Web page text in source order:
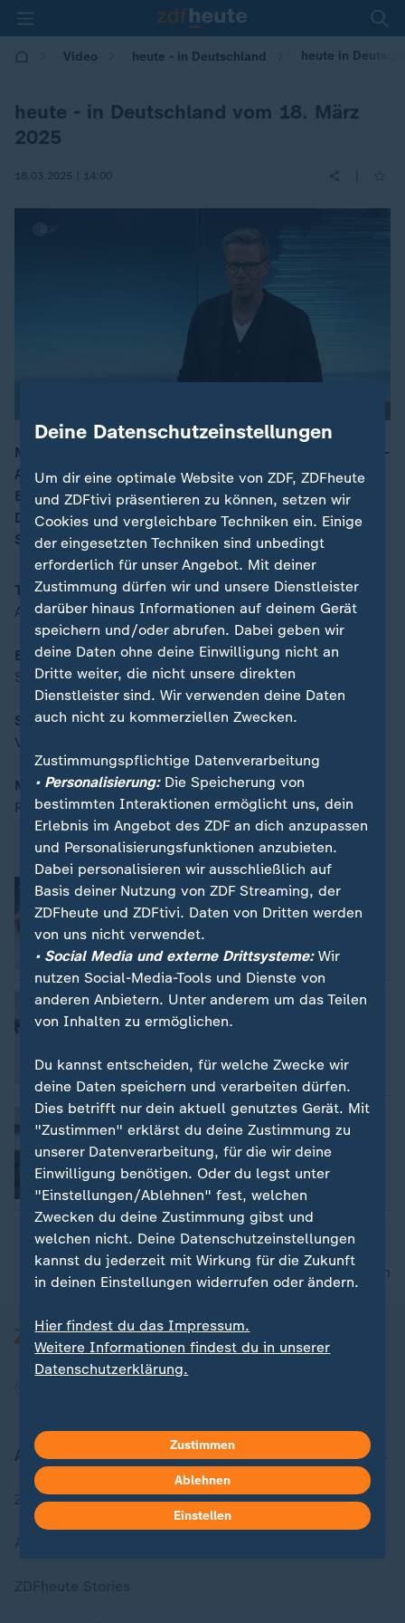
Video heute - in Deutschland heute in
heute - in Deutschland vom 18. März
2025
18.03.2025 | 14:00
00:16
Mit den Themen: Tag der Entscheidung im Bundestag –
Abstimmung zu Grundgesetzänderungen /
Bedrohungsgefühl auf Husum – Spionageangst durch
Drohnenflug / Verwendung wertvoller Materialreste –
Secondhand Baumarkt in Hamburg
Tag der Entscheidung im Bundestag
Abstimmung zu Grundgesetzänderungen
Bedrohungsgefühl auf Husum
Spionageangst durch Drohnenflug
Secondhandbaumarkt in Hamburg
Verwendung wertvoller Materialreste
Moderation:
Ralph Szepanski
Abstimmung zu Grundgesetzänderung
Bernd Benthin, Ines Trams, Anke Lang
Video 6:21
Spionageangst durch Drohnenflug
Heike Kruse
Video 1:44
Secondhand Baumarkt in Hamburg
Laurent Schons
Video 1:58
nach oben
Aktuell bei ZDFheute
Zuletzt veröffentlicht
Deine Datenschutzeinstellungen
Um dir eine optimale Website von ZDF, ZDFheute
und ZDFtivi präsentieren zu können, setzen wir
Cookies und vergleichbare Techniken ein. Einige
der eingesetzten Techniken sind unbedingt
erforderlich für unser Angebot. Mit deiner
Zustimmung dürfen wir und unsere Dienstleister
darüber hinaus Informationen auf deinem Gerät
speichern und/oder abrufen. Dabei geben wir
deine Daten ohne deine Einwilligung nicht an
Dritte weiter, die nicht unsere direkten
Dienstleister sind. Wir verwenden deine Daten
auch nicht zu kommerziellen Zwecken.
Zustimmungspflichtige Datenverarbeitung
• Personalisierung:Die Speicherung von
bestimmten Interaktionen ermöglicht uns, dein
Erlebnis im Angebot des ZDF an dich anzupassen
und Personalisierungsfunktionen anzubieten.
Dabei personalisieren wir ausschließlich auf
Basis deiner Nutzung von ZDF Streaming, der
ZDFheute und ZDFtivi. Daten von Dritten werden
von uns nicht verwendet.
• Social Media und externe Drittsysteme:Wir
nutzen Social-Media-Tools und Dienste von
anderen Anbietern. Unter anderem um das Teilen
von Inhalten zu ermöglichen.
Du kannst entscheiden, für welche Zwecke wir
deine Daten speichern und verarbeiten dürfen.
Dies betrifft nur dein aktuell genutztes Gerät. Mit
"Zustimmen" erklärst du deine Zustimmung zu
unserer Datenverarbeitung, für die wir deine
Einwilligung benötigen. Oder du legst unter
"Einstellungen/Ablehnen" fest, welchen
Zwecken du deine Zustimmung gibst und
welchen nicht. Deine Datenschutzeinstellungen
kannst du jederzeit mit Wirkung für die Zukunft
in deinen Einstellungen widerrufen oder ändern.
Hier findest du das Impressum.
Weitere Informationen findest du in unserer
Datenschutzerklärung.
Zustimmen
Ablehnen
Einstellen